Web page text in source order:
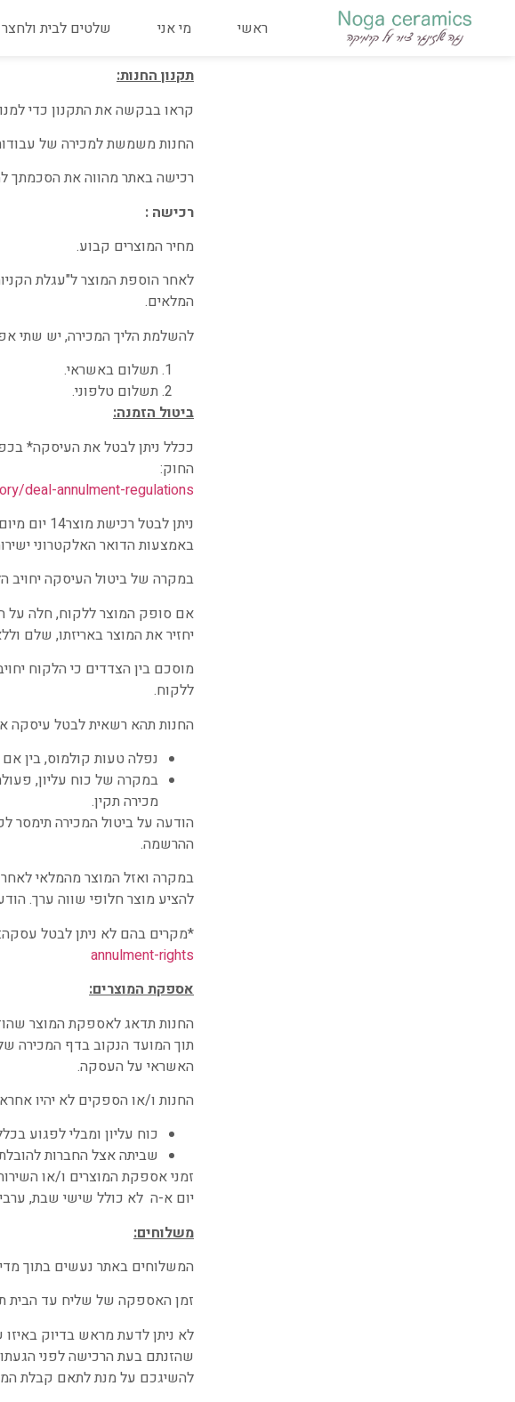
ראשי מי אני שלטים לבית ולחצר
תקנון החנות:
קראו בבקשה את התקנון כדי
החנות משמשת למכירה של
רכישה באתר מהווה את הסכמתך
רכישה :
מחיר המוצרים קבוע.
לאחר הוספת המוצר ל"עגלת
המלאים.
להשלמת הליך המכירה, יש שתי
תשלום באשראי.
תשלום טלפוני.
ביטול הזמנה:
deal-annulment-regulations
ניתן
באמצעות הדואר האלקטרוני
במקרה של ביטול העיסקה יחויב הלקוח בשיעור של
אם סופק המוצר ללקוח, חלה על
יחזיר את המוצר באריזתו, שלם
מוסכם בין הצדדים כי הלקוח
ללקוח.
החנות תהא רשאית לבטל עיסקה
נפלה טעות קולמוס, בין
במקרה של כוח עליון,
מכירה תקין.
הודעה על ביטול המכירה תימסר
ההרשמה.
במקרה ואזל המוצר מהמלאי
להציע מוצר חלופי שווה ערך.
*מקרים בהם לא ניתן לבטל עסקה:
annulment-rights
אספקת המוצרים:
החנות תדאג לאספקת המוצר
תוך המועד הנקוב בדף המכירה
האשראי על העסקה.
החנות ו/או הספקים לא יהיו
כוח עליון ומבלי לפגוע
שביתה אצל החברות
זמני אספקת המוצרים ו/או
יום א-ה לא כולל שישי שבת, ערבי
משלוחים:
המשלוחים באתר נעשים בתוך
זמן האספקה של שליח עד הבית
לא ניתן לדעת מראש בדיוק
שהזנתם בעת הרכישה לפני
להשיגכם על מנת לתאם קבלת